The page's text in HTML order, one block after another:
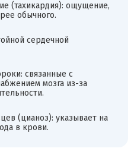
(тахикардия): ощущение,
обычного.
сердечной
связанные с
мозга из-за
(цианоз): указывает на
в крови.